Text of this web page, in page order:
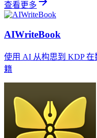
查看更多
AIWriteBook
使用 AI 从构思到 KDP
籍